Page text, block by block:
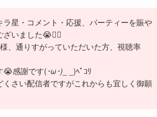
星・コメント・応援、パーティーを賑や
いました😭🙇‍♀️
、通りすがっていただいた方、視聴率
😭感謝です(･ω･) _ _)ﾍﾟｺﾘ
さい配信者ですがこれからも宜しく御願